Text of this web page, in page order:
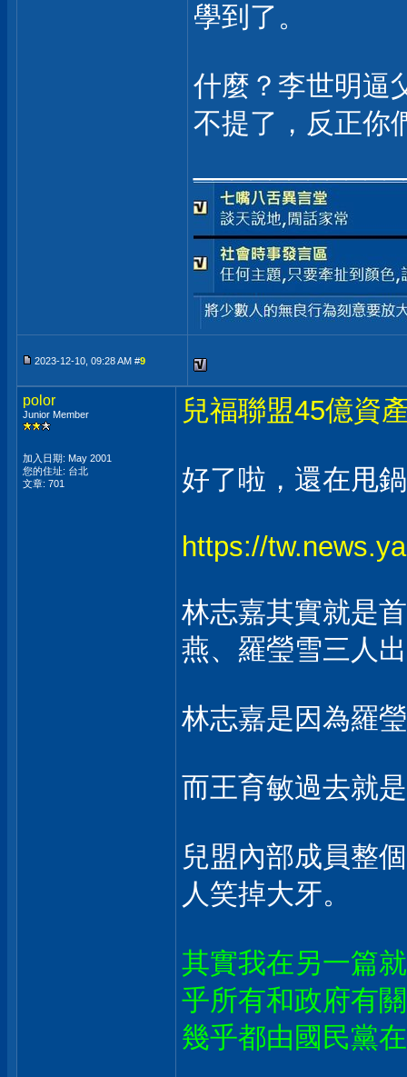
學到了。
什麼？李世明逼
不提了，反正你
2023-12-10, 09:28 AM #9
polor
Junior Member
加入日期: May 2001
您的住址: 台北
文章: 701
兒福聯盟45億資
好了啦，還在甩
https://
林志嘉其實就是
燕、羅瑩雪三人
林志嘉是因為羅
而王育敏過去就
兒盟內部成員整
人笑掉大牙。
其實我在另一篇
乎所有和政府有
幾乎都由國民黨